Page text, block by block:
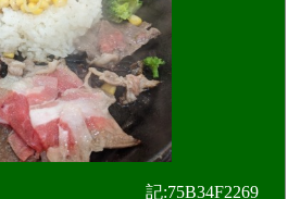
記:75B34F2269